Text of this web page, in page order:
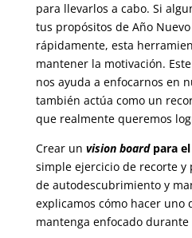
para llevarlos a cabo. Si
tus propósitos de Año
rápidamente, esta
mantener la motivación.
nos ayuda a enfocarnos en
también actúa como un
que realmente queremos
Crear un vision boardpara el
simple ejercicio de recorte y
de autodescubrimiento y
explicamos cómo hacer uno
mantenga enfocado durante